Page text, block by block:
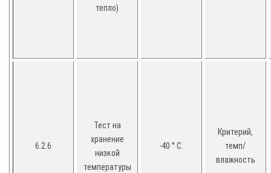
тепло)
6.2.6
Тест на
хранение
низкой
температуры
-40 ° C.
Критерий,
темп/
влажность